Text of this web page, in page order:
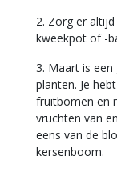
2. Zorg er
kweekpot of -
3. Maart is
planten. Je
fruitbomen en
vruchten van
eens van de
kersenboom.